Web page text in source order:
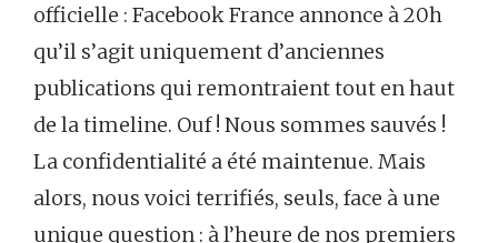
officielle : Facebook France annonce à 20h
qu’il s’agit uniquement d’anciennes
publications qui remontraient tout en haut
de la timeline. Ouf ! Nous sommes sauvés !
La confidentialité a été maintenue. Mais
alors, nous voici terrifiés, seuls, face à une
unique question : à l’heure de nos premiers